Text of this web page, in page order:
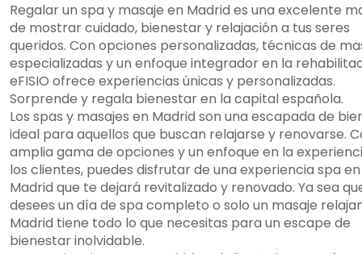
Regalar un spa y masaje en Madrid es una excelente
de mostrar cuidado, bienestar y relajación a tus seres
queridos. Con opciones personalizadas, técnicas de
especializadas y un enfoque integrador en la
eFISIO ofrece experiencias únicas y personalizadas.
Sorprende y regala bienestar en la capital española.
Los spas y masajes en Madrid son una escapada de
ideal para aquellos que buscan relajarse y renovarse.
amplia gama de opciones y un enfoque en la
los clientes, puedes disfrutar de una experiencia spa en
Madrid que te dejará revitalizado y renovado. Ya sea
desees un día de spa completo o solo un masaje
Madrid tiene todo lo que necesitas para un escape de
bienestar inolvidable.